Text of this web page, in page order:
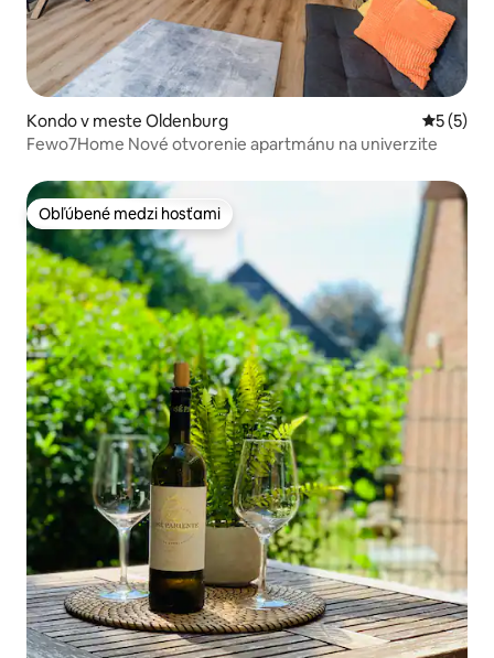
Kondo v meste Oldenburg
5 (5)
Fewo7Home Nové otvorenie apartmánu na univerzite
Obľúbené medzi hosťami
Obľúbené medzi hosťami